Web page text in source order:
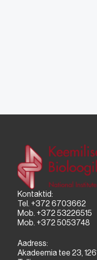
Kontaktid:
Tel. +372 6703662
Mob. +372 53226515
Mob. +372 5053748
Aadress:
Akadeemia tee 23,